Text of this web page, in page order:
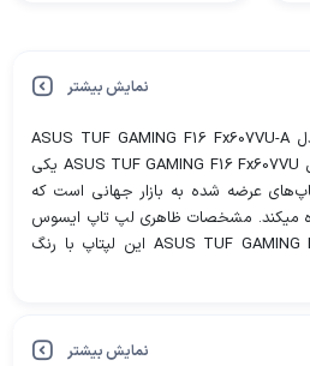
نمایش بیشتر
لپ تاپ ایسوس 16 اینچی مدل ASUS TUF GAMING F16 Fx607VU-A
لپ تاپ ایسوس 16 اینچی مدل ASUS TUF GAMING F16 Fx607VU یکی
عرضه شده به بازار جهانی است که
میکند. مشخصات ظاهری لپ تاپ ایسوس
16 اینچی مدل ASUS TUF GAMING F16 Fx607VU این لپتاپ با رنگ
نمایش بیشتر